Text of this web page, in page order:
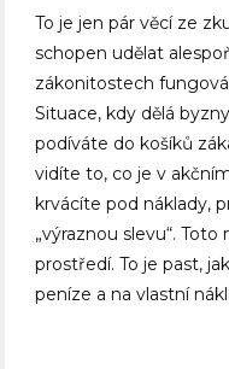
To je jen pár věcí ze
schopen udělat
zákonitostech
Situace, kdy dělá
podíváte do košíků
vidíte to, co je v
krvácíte pod náklady,
„výraznou slevu“.
prostředí. To je past,
peníze a na vlastní